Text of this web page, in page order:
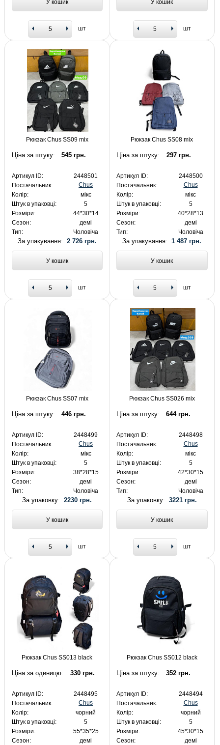
У кошик
шт
У кошик
шт
Рюкзак Chus SS09 mix
Ціна за штуку: 545 грн.
Артикул ID:
2448501
Постачальник:
Chus
Колір:
мікс
Штук в упаковці:
5
Розміри:
44*30*14
Сезон:
демі
Тип:
Чоловіча
За упакування: 2 726 грн.
У кошик
шт
Рюкзак Chus SS08 mix
Ціна за штуку: 297 грн.
Артикул ID:
2448500
Постачальник:
Chus
Колір:
мікс
Штук в упаковці:
5
Розміри:
40*28*13
Сезон:
демі
Тип:
Чоловіча
За упакування:1 487 грн.
У кошик
шт
Рюкзак Chus SS07 mix
Ціна за штуку: 446 грн.
Артикул ID:
2448499
Постачальник:
Chus
Колір:
мікс
Штук в упаковці:
5
Розміри:
38*28*15
Сезон:
демі
Тип:
Чоловіча
За упаковку:2230 грн.
У кошик
шт
Рюкзак Chus SS026 mix
Ціна за штуку: 644 грн.
Артикул ID:
2448498
Постачальник:
Chus
Колір:
мікс
Штук в упаковці:
5
Розміри:
42*30*15
Сезон:
демі
Тип:
Чоловіча
За упаковку: 3221 грн.
У кошик
шт
Рюкзак Chus SS013 black
Ціна за одиницю: 330 грн.
Артикул ID:
2448495
Постачальник:
Chus
Колір:
чорний
Штук в упаковці:
5
Розміри:
55*35*25
Сезон:
демі
Рюкзак Chus SS012 black
Ціна за штуку: 352 грн.
Артикул ID:
2448494
Постачальник:
Chus
Колір:
чорний
Штук в упаковці:
5
Розміри:
45*30*15
Сезон:
демі